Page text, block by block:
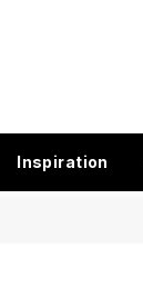
Inspiration